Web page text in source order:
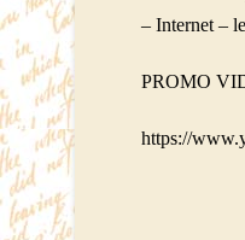
– Internet –
PROMO
https://